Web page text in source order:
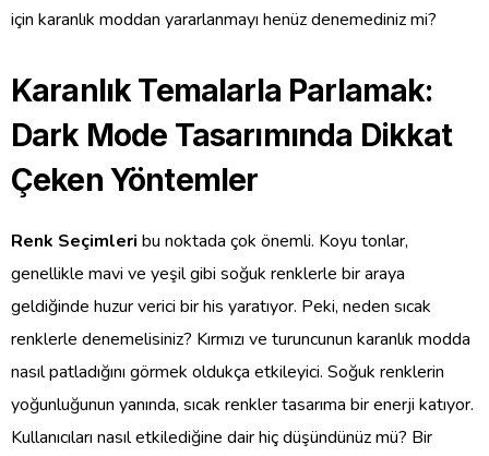
için karanlık moddan yararlanmayı henüz denemediniz mi?
Karanlık Temalarla Parlamak:
Dark Mode Tasarımında Dikkat
Çeken Yöntemler
Renk Seçimleri bu noktada çok önemli. Koyu tonlar,
genellikle mavi ve yeşil gibi soğuk renklerle bir araya
geldiğinde huzur verici bir his yaratıyor. Peki, neden sıcak
renklerle denemelisiniz? Kırmızı ve turuncunun karanlık modda
nasıl patladığını görmek oldukça etkileyici. Soğuk renklerin
yoğunluğunun yanında, sıcak renkler tasarıma bir enerji katıyor.
Kullanıcıları nasıl etkilediğine dair hiç düşündünüz mü? Bir